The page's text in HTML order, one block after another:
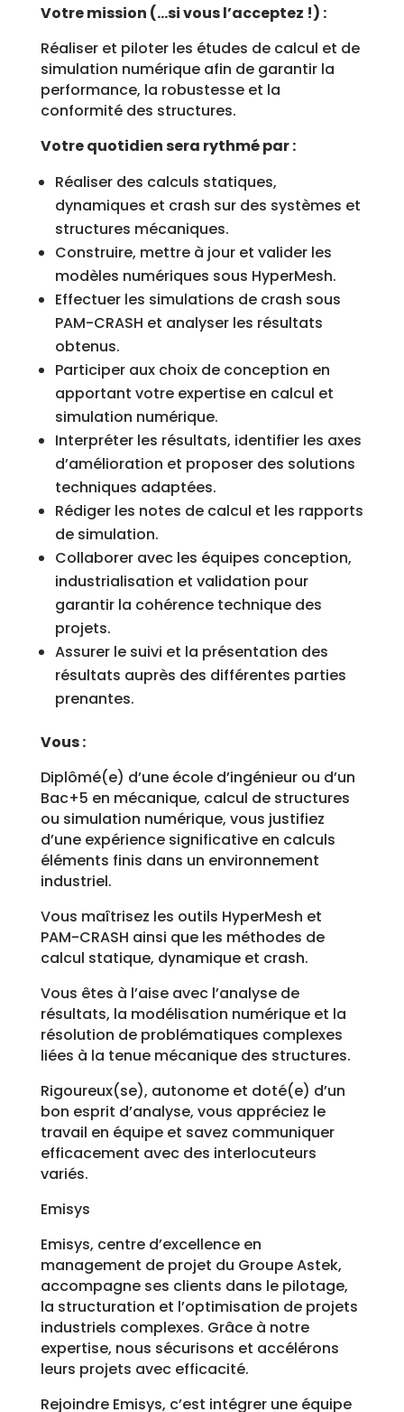
Votre mission (…si vous l’acceptez !) :
Réaliser et piloter les études de calcul et de
simulation numérique afin de garantir la
performance, la robustesse et la
conformité des structures.
Votre quotidien sera rythmé par :
Réaliser des calculs statiques,
dynamiques et crash sur des systèmes et
structures mécaniques.
Construire, mettre à jour et valider les
modèles numériques sous HyperMesh.
Effectuer les simulations de crash sous
PAM-CRASH et analyser les résultats
obtenus.
Participer aux choix de conception en
apportant votre expertise en calcul et
simulation numérique.
Interpréter les résultats, identifier les axes
d’amélioration et proposer des solutions
techniques adaptées.
Rédiger les notes de calcul et les rapports
de simulation.
Collaborer avec les équipes conception,
industrialisation et validation pour
garantir la cohérence technique des
projets.
Assurer le suivi et la présentation des
résultats auprès des différentes parties
prenantes.
Vous :
Diplômé(e) d’une école d’ingénieur ou d’un
Bac+5 en mécanique, calcul de structures
ou simulation numérique, vous justifiez
d’une expérience significative en calculs
éléments finis dans un environnement
industriel.
Vous maîtrisez les outils HyperMesh et
PAM-CRASH ainsi que les méthodes de
calcul statique, dynamique et crash.
Vous êtes à l’aise avec l’analyse de
résultats, la modélisation numérique et la
résolution de problématiques complexes
liées à la tenue mécanique des structures.
Rigoureux(se), autonome et doté(e) d’un
bon esprit d’analyse, vous appréciez le
travail en équipe et savez communiquer
efficacement avec des interlocuteurs
variés.
Emisys
Emisys, centre d’excellence en
management de projet du Groupe Astek,
accompagne ses clients dans le pilotage,
la structuration et l’optimisation de projets
industriels complexes. Grâce à notre
expertise, nous sécurisons et accélérons
leurs projets avec efficacité.
Rejoindre Emisys, c’est intégrer une équipe